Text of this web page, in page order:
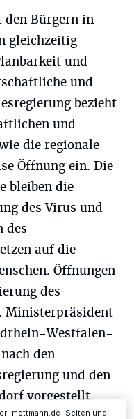
den Bürgern in
gleichzeitig
und
und
bezieht
und
die regionale
Öffnung ein. Die
bleiben die
des Virus und
des
auf die
Öffnungen
des
Ministerpräsident
Westfalen-
den
und den
vorgestellt.
greifen auf
von OK aktivieren Sie
und unsere Partner
aufgeführten
manche Inhalte und
für Sie. Sie können
Ihre Einstellungen zu
indem Sie auf den Link
der Webseite klicken.
Website. Weitere
mettmann.de-Seiten und